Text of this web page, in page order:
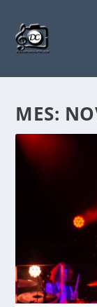
MES: